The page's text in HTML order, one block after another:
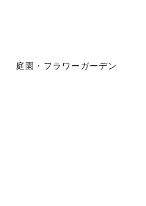
庭園・フラワーガーデン